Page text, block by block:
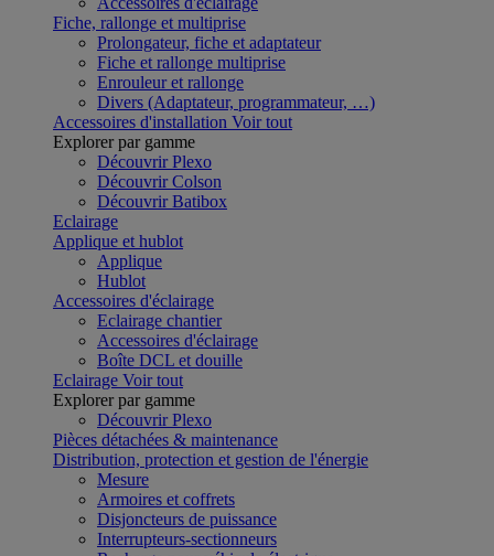
Fiche, rallonge et multiprise
Prolongateur, fiche et adaptateur
Fiche et rallonge multiprise
Enrouleur et rallonge
Divers (Adaptateur, programmateur, …)
Accessoires d'installation Voir tout
Explorer par gamme
Découvrir Plexo
Découvrir Colson
Découvrir Batibox
Eclairage
Applique et hublot
Applique
Hublot
Accessoires d'éclairage
Eclairage chantier
Accessoires d'éclairage
Boîte DCL et douille
Eclairage Voir tout
Explorer par gamme
Découvrir Plexo
Pièces détachées & maintenance
Distribution, protection et gestion de l'énergie
Mesure
Armoires et coffrets
Disjoncteurs de puissance
Interrupteurs-sectionneurs